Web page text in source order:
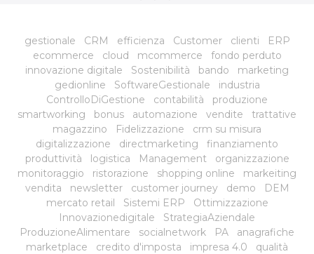
gestionale CRM efficienza Customer clienti
ERP
ecommerce
cloud mcommerce
fondo perduto
innovazione digitale
Sostenibilità bando
marketing
gedionline
SoftwareGestionale
industria
ControlloDiGestione
contabilità
produzione
smartworking
bonus automazione vendite
trattative
magazzino
Fidelizzazione
crm su misura
digitalizzazione
directmarketing
finanziamento
produttività
logistica Management
organizzazione
monitoraggio
ristorazione shopping online
markeiting
vendita
newsletter customer journey demo
DEM
mercato retail
Sistemi ERP
Ottimizzazione
Innovazionedigitale
StrategiaAziendale
ProduzioneAlimentare
socialnetwork PA
anagrafiche
marketplace
credito d'imposta impresa 4.0
qualità